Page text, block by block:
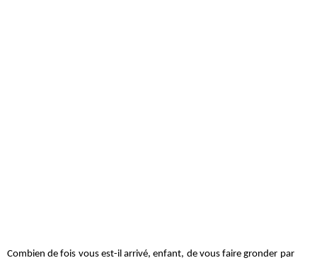
Combien de fois vous est-il arrivé, enfant, de vous faire gronder par